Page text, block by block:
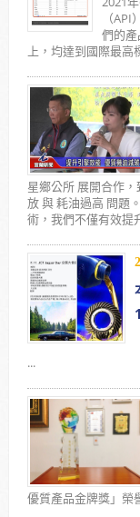
（
們的
上，均達到國際最高
星鄉公所 展開合作
放 與 耗油過高 問題
術，我們不僅有效提
...
優質產品金牌獎」榮